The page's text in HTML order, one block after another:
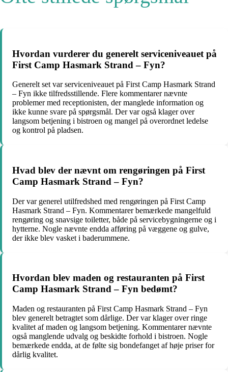
Hvordan vurderer du generelt serviceniveauet på
First Camp Hasmark Strand – Fyn?
Generelt set var serviceniveauet på First Camp Hasmark Strand
– Fyn ikke tilfredsstillende. Flere kommentarer nævnte
problemer med receptionisten, der manglede information og
ikke kunne svare på spørgsmål. Der var også klager over
langsom betjening i bistroen og mangel på overordnet ledelse
og kontrol på pladsen.
Hvad blev der nævnt om rengøringen på First
Camp Hasmark Strand – Fyn?
Der var generel utilfredshed med rengøringen på First Camp
Hasmark Strand – Fyn. Kommentarer bemærkede mangelfuld
rengøring og snavsige toiletter, både på servicebygningerne og i
hytterne. Nogle nævnte endda afføring på væggene og gulve,
der ikke blev vasket i baderummene.
Hvordan blev maden og restauranten på First
Camp Hasmark Strand – Fyn bedømt?
Maden og restauranten på First Camp Hasmark Strand – Fyn
blev generelt betragtet som dårlige. Der var klager over ringe
kvalitet af maden og langsom betjening. Kommentarer nævnte
også manglende udvalg og beskidte forhold i bistroen. Nogle
bemærkede endda, at de følte sig bondefanget af høje priser for
dårlig kvalitet.